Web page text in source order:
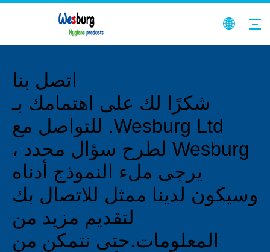
اتصل بنا
شكرًا لك على اهتمامك بـ
Wesburg Ltd. للتواصل مع
Wesburg لطرح سؤال محدد ،
يرجى ملء النموذج أدناه
وسيكون لدينا ممثل للاتصال بك
لتقديم مزيد من
المعلومات.حتى نتمكن من